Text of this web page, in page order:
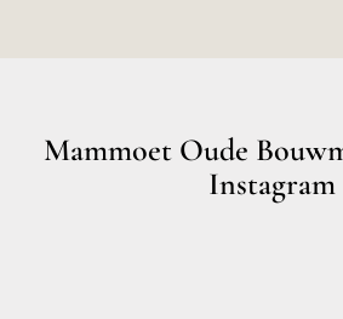
Mammoet Oude
Instagram